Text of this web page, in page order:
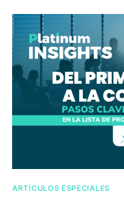
ARTÍCULOS ESPECIALES